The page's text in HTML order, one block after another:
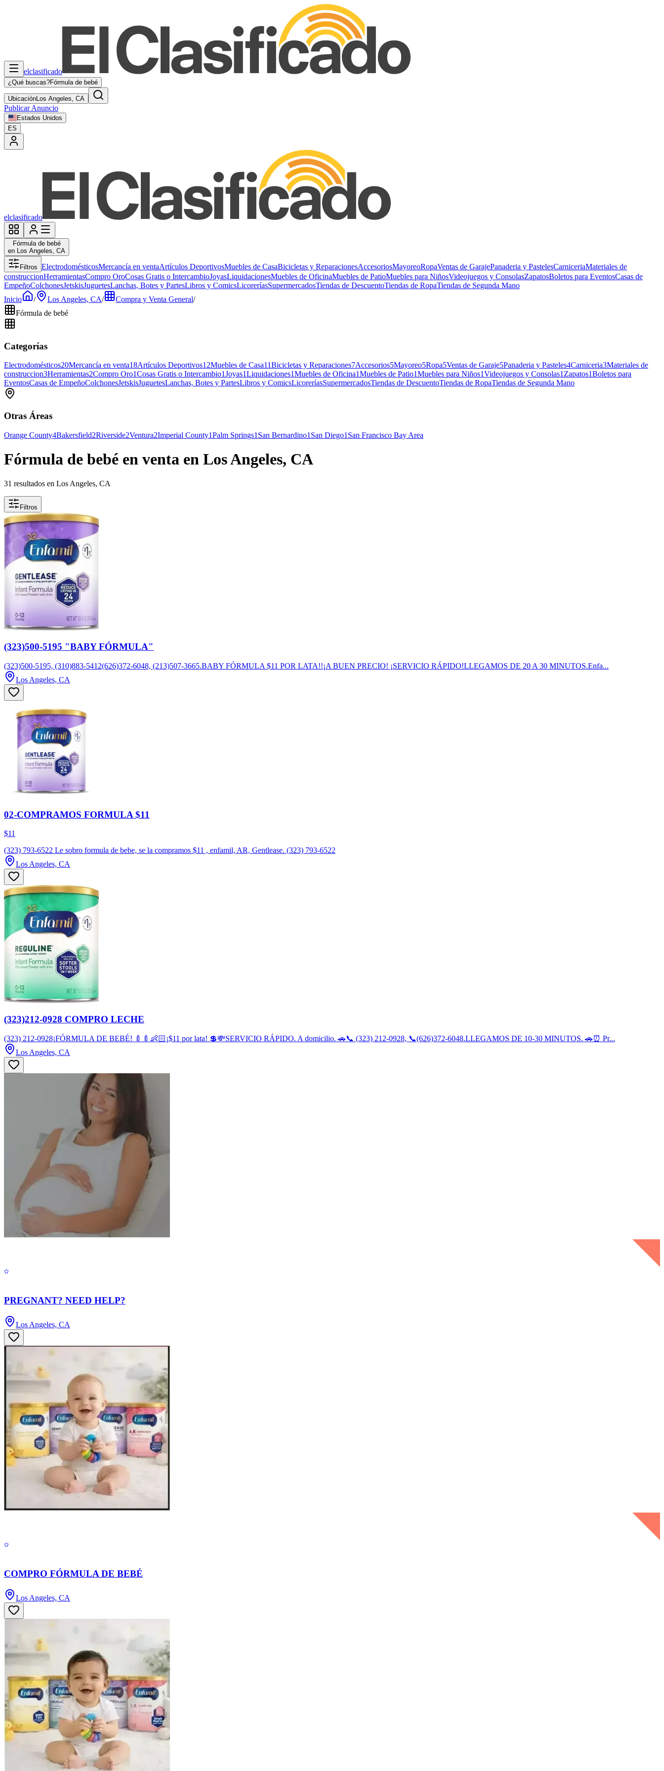
elclasificado
¿Qué buscas?Fórmula de bebé
UbicaciónLos Angeles, CA
Publicar Anuncio
Estados Unidos
ES
elclasificado
Fórmula de bebé
en Los Angeles, CA
Filtros ElectrodomésticosMercancía en ventaArtículos DeportivosMuebles de CasaBicicletas y ReparacionesAccesoriosMayoreoRopaVentas de GarajePanaderia y PastelesCarniceriaMateriales de
construccionHerramientasCompro OroCosas Gratis o IntercambioJoyasLiquidacionesMuebles de OficinaMuebles de PatioMuebles para NiñosVideojuegos y ConsolasZapatosBoletos para EventosCasas de
EmpeñoColchonesJetskisJuguetesLanchas, Botes y PartesLibros y ComicsLicoreríasSupermercadosTiendas de DescuentoTiendas de RopaTiendas de Segunda Mano
Inicio
/ Los Angeles, CA/ Compra y Venta General/
Fórmula de bebé
Categorías
Electrodomésticos20Mercancía en venta18Artículos Deportivos12Muebles de Casa11Bicicletas y Reparaciones7Accesorios5Mayoreo5Ropa5Ventas de Garaje5Panaderia y Pasteles4Carniceria3Materiales de
construccion3Herramientas2Compro Oro1Cosas Gratis o Intercambio1Joyas1Liquidaciones1Muebles de Oficina1Muebles de Patio1Muebles para Niños1Videojuegos y Consolas1Zapatos1Boletos para
EventosCasas de EmpeñoColchonesJetskisJuguetesLanchas, Botes y PartesLibros y ComicsLicoreríasSupermercadosTiendas de DescuentoTiendas de RopaTiendas de Segunda Mano
Otras Áreas
Orange County4Bakersfield2Riverside2Ventura2Imperial County1Palm Springs1 San Bernardino1 San Diego1 San Francisco Bay Area
Fórmula de bebé en venta en Los Angeles, CA
31 resultados en Los Angeles, CA
Filtros
(323)500-5195 "BABY FÓRMULA"
(323)500-5195, (310)883-5412(626)372-6048, (213)507-3665.BABY FÓRMULA $11 POR LATA!!¡A BUEN PRECIO! ¡SERVICIO RÁPIDO!LLEGAMOS DE 20 A 30 MINUTOS.Enfa...
Los Angeles, CA
02-COMPRAMOS FORMULA $11
$11
(323) 793-6522 Le sobro formula de bebe, se la compramos $11 , enfamil, AR, Gentlease. (323) 793-6522
Los Angeles, CA
(323)212-0928 COMPRO LECHE
(323) 212-0928¡FÓRMULA DE BEBÉ! 🍼🍼👶🏻¡$11 por lata! 💲💸SERVICIO RÁPIDO. A domicilio. 🚗📞 (323) 212-0928, 📞(626)372-6048.LLEGAMOS DE 10-30 MINUTOS. 🚗⏰ Pr...
Los Angeles, CA
PREGNANT? NEED HELP?
Los Angeles, CA
COMPRO FÓRMULA DE BEBÉ
Los Angeles, CA